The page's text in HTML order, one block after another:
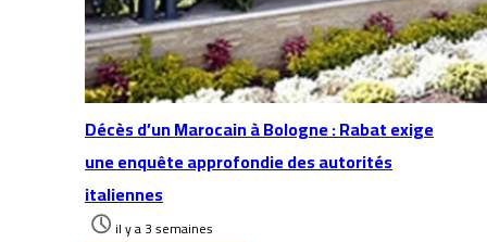
Décès d’un Marocain à Bologne : Rabat exige
une enquête approfondie des autorités
italiennes
il y a 3 semaines